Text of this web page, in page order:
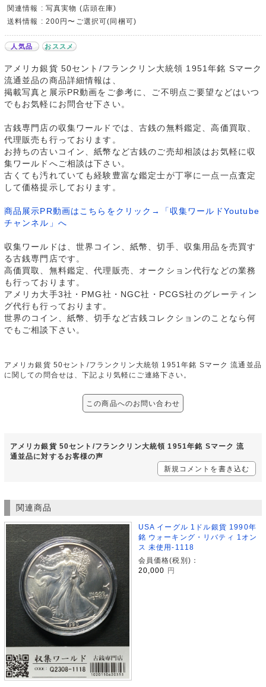
関連情報 : 写真実物 (店頭在庫)
送料情報 : 200円〜ご選択可(同梱可)
人気品 おススメ
アメリカ銀貨 50セント/フランクリン大統領 1951年銘 Sマーク
流通並品の商品詳細情報は、
掲載写真と展示PR動画をご参考に、ご不明点ご要望などはいつ
でもお気軽にお問合せ下さい。
古銭専門店の収集ワールドでは、古銭の無料鑑定、高価買取、
代理販売も行っております。
お持ちの古いコイン、紙幣など古銭のご売却相談はお気軽に収
集ワールドへご相談は下さい。
古くても汚れていても経験豊富な鑑定士が丁寧に一点一点査定
して価格提示しております。
商品展示PR動画はこちらをクリック→「収集ワールドYoutube
チャンネル」へ
収集ワールドは、世界コイン、紙幣、切手、収集用品を売買す
る古銭専門店です。
高価買取、無料鑑定、代理販売、オークション代行などの業務
も行っております。
アメリカ大手3社・PMG社・NGC社・PCGS社のグレーティン
グ代行も行っております。
世界のコイン、紙幣、切手など古銭コレクションのことなら何
でもご相談下さい。
アメリカ銀貨 50セント/フランクリン大統領 1951年銘 Sマーク 流通並品
に関しての問合せは、下記より気軽にご連絡下さい。
この商品へのお問い合わせ
アメリカ銀貨 50セント/フランクリン大統領 1951年銘 Sマーク 流
通並品に対するお客様の声
新規コメントを書き込む
関連商品
USA イーグル 1ドル銀貨 1990年
銘 ウォーキング・リバティ 1オン
ス 未使用-1118
会員価格(税別)：
20,000
円